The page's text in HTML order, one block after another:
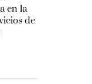
en la
de